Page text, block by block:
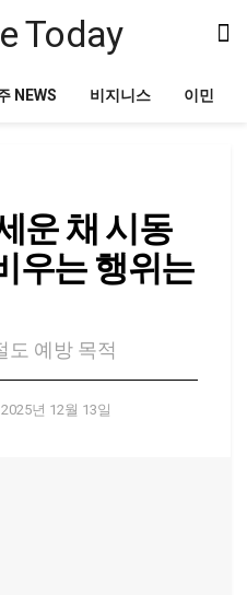
NEWS 비지니스 이민
운 채 시동
우는 행위는
도 예방 목적
2025년 12월 13일